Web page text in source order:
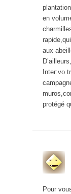
en
aux
Inter:vo
protégé
Pour